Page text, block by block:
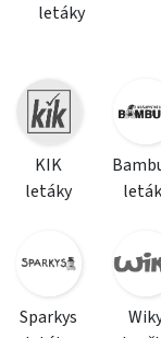
letáky
KIK
letáky
Sparkys